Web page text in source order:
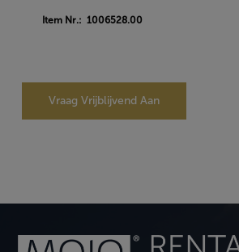
Item Nr.: 1006528.00
Vraag Vrijblijvend Aan